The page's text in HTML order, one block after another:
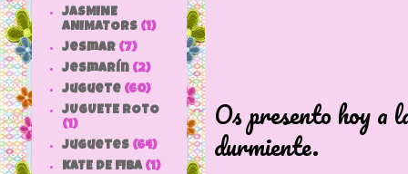
Os presento hoy a
durmiente.
JASMINE
ANIMATORS (1)
jesmar (7)
jesmarín (2)
juguete (60)
JUGUETE ROTO
(1)
Juguetes (64)
KATE DE FIBA (1)